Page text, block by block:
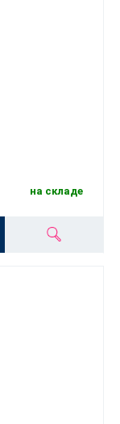
на складе